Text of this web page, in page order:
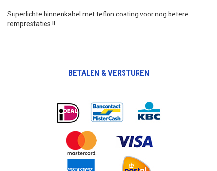
Superlichte binnenkabel met teflon coating voor nog betere
remprestaties !!
BETALEN & VERSTUREN